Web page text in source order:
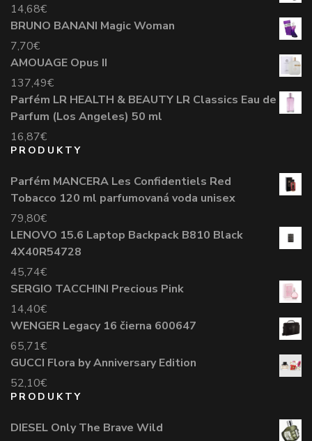
14,68€
BRUNO BANANI Magic Woman
7,70€
AMOUAGE Opus II
137,49€
Parfém LR HEALTH & BEAUTY LR Classics Eau de
Parfum (Los Angeles) 50 ml
16,87€
PRODUKTY
Parfém MANCERA Les Confidentiels Red
Tobacco 120 ml parfumovaná voda unisex
79,80€
LENOVO 15.6 Laptop Backpack B810 Black
4X40R54728
45,74€
SERGIO TACCHINI Precious Pink
14,40€
WENGER Legacy 16 čierna 600647
65,71€
GUCCI Flora by Anniversary Edition
52,10€
PRODUKTY
DIESEL Only The Brave Wild